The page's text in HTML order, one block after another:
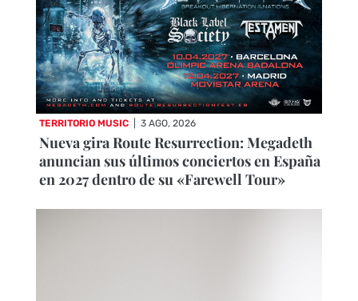
TERRITORIO MUSIC 3 AGO, 2026
Nueva gira Route Resurrection: Megadeth
anuncian sus últimos conciertos en España
en 2027 dentro de su «Farewell Tour»